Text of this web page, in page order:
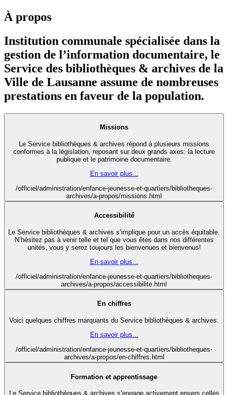
À propos
Institution communale spécialisée dans la
gestion de l’information documentaire, le
Service des bibliothèques & archives de la
Ville de Lausanne assume de nombreuses
prestations en faveur de la population.
Missions
Le Service bibliothèques & archives répond à plusieurs missions
conformes à la législation, reposant sur deux grands axes: la lecture
publique et le patrimoine documentaire.
En savoir plus...
/officiel/administration/enfance-jeunesse-et-quartiers/bibliotheques-
archives/a-propos/missions.html
Accessibilité
Le Service bibliothèques & archives s’implique pour un accès équitable.
N’hésitez pas à venir telle et tel que vous êtes dans nos différentes
unités, vous y serez toujours les bienvenues et bienvenus!
En savoir plus...
/officiel/administration/enfance-jeunesse-et-quartiers/bibliotheques-
archives/a-propos/accessibilite.html
En chiffres
Voici quelques chiffres marquants du Service bibliothèques & archives.
En savoir plus...
/officiel/administration/enfance-jeunesse-et-quartiers/bibliotheques-
archives/a-propos/en-chiffres.html
Formation et apprentissage
Le Service bibliothèques & archives s’engage activement envers celles